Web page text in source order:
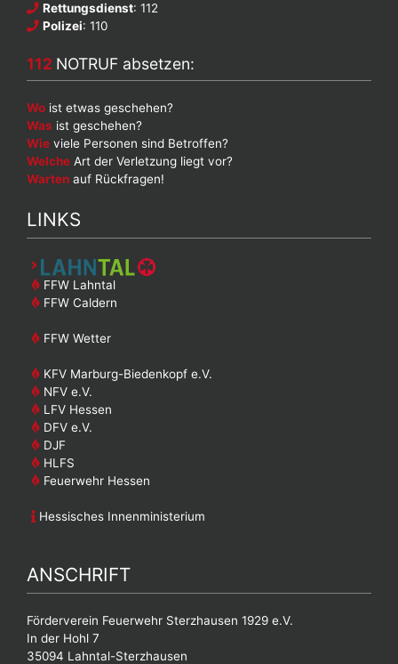
Rettungsdienst: 112
Polizei: 110
112 NOTRUF absetzen:
Wo ist etwas geschehen?
Was ist geschehen?
Wie viele Personen sind Betroffen?
Welche Art der Verletzung liegt vor?
Warten auf Rückfragen!
LINKS
FFW Lahntal
FFW Caldern
FFW Wetter
KFV Marburg-Biedenkopf e.V.
NFV e.V.
LFV Hessen
DFV e.V.
DJF
HLFS
Feuerwehr Hessen
Hessisches Innenministerium
ANSCHRIFT
Förderverein Feuerwehr Sterzhausen 1929 e.V.
In der Hohl 7
35094 Lahntal-Sterzhausen